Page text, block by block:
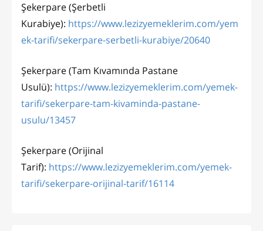
Şekerpare (Şerbetli
Kurabiye): https://www.lezizyemeklerim.com/yem
ek-tarifi/sekerpare-serbetli-kurabiye/20640
Şekerpare (Tam Kıvamında Pastane
Usulü): https://www.lezizyemeklerim.com/yemek-
tarifi/sekerpare-tam-kivaminda-pastane-
usulu/13457
Şekerpare (Orijinal
Tarif): https://www.lezizyemeklerim.com/yemek-
tarifi/sekerpare-orijinal-tarif/16114